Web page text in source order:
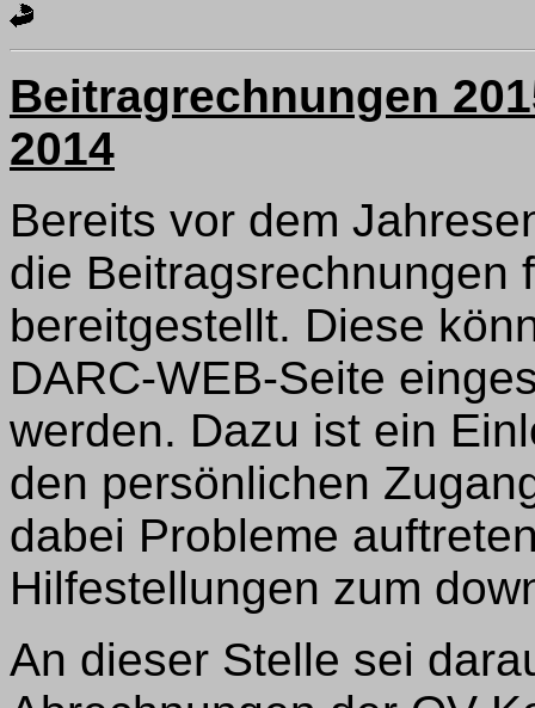
Beitragrechnungen
2014
Bereits vor dem
die Beitragsrechnungen
bereitgestellt. Diese
DARC-WEB-Seite
werden. Dazu ist ein
den persönlichen
dabei Probleme
Hilfestellungen zum
An dieser Stelle sei